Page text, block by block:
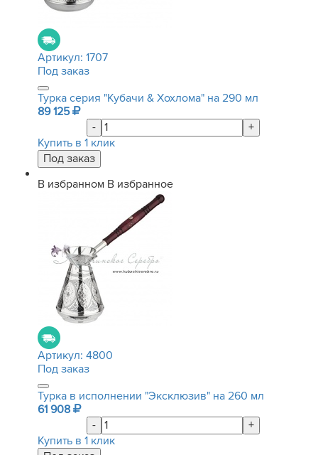
Артикул: 1707
Под заказ
Турка серия "Кубачи & Хохлома" на 290 мл
89 125
-
+
Купить в 1 клик
В избранном В избранное
Артикул: 4800
Под заказ
Турка в исполнении "Эксклюзив" на 260 мл
61 908
-
+
Купить в 1 клик